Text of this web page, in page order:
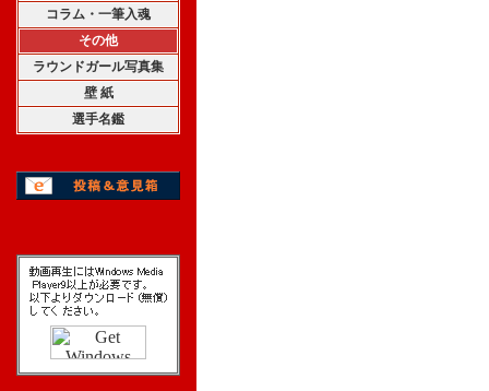
コラム・一筆入魂
その他
ラウンドガール写真集
壁 紙
選手名鑑